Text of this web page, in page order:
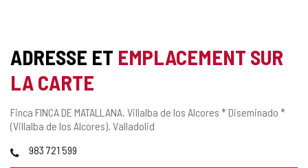
ADRESSE ET EMPLACEMENT SUR
LA CARTE
Adresse
postale
Finca FINCA DE MATALLANA. Villalba de los Alcores * Diseminado *
(Villalba de los Alcores). Valladolid
Téléphones
983 721 599